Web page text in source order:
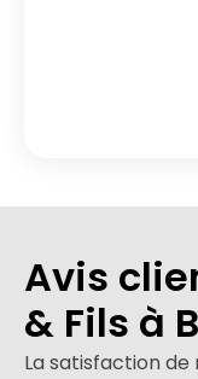
Avis
& Fils à
La satisfaction de